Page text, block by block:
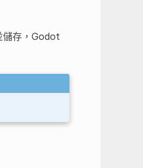
儲存，Godot